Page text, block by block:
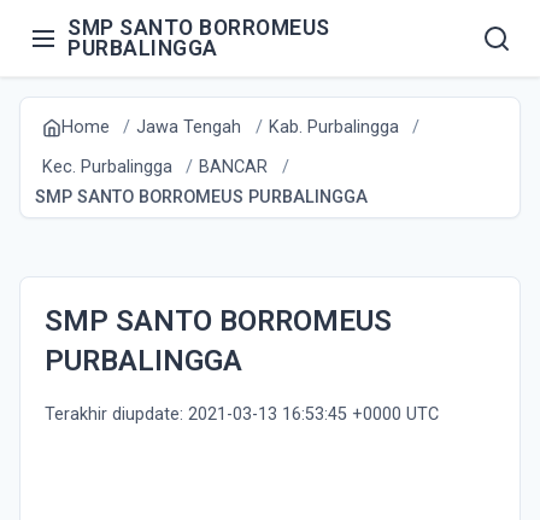
SMP SANTO BORROMEUS
PURBALINGGA
Home Jawa Tengah
Kab. Purbalingga
Kec. Purbalingga
BANCAR
SMP SANTO BORROMEUS PURBALINGGA
SMP SANTO BORROMEUS
PURBALINGGA
Terakhir diupdate: 2021-03-13 16:53:45 +0000 UTC